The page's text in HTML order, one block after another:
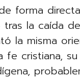
forma
la caída
la misma
fe cristiana,